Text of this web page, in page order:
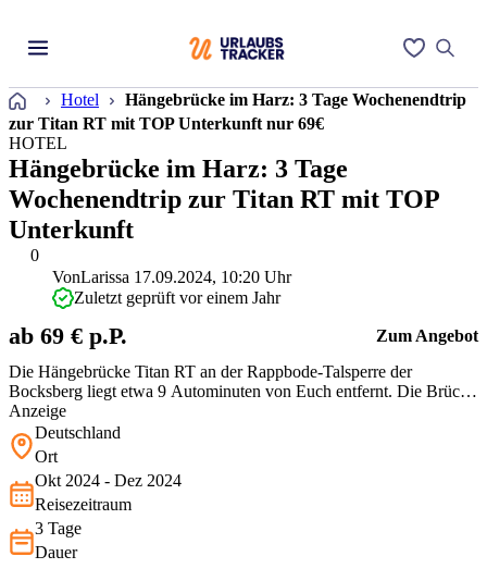
Startseite
Hotel
Hängebrücke im Harz: 3 Tage Wochenendtrip
zur Titan RT mit TOP Unterkunft nur 69€
0
HOTEL
Hängebrücke im Harz: 3 Tage
Wochenendtrip zur Titan RT mit TOP
Unterkunft
Die Hängebrücke Titan RT an der Rappbode-Talsperre der
Bocksberg liegt etwa 9 Autominuten von Euch entfernt. Die Brücke
hat eine Gesamtlänge von über 450 Metern über das Bode-
Staubecken. Von hier habt Ihr einen sagenhaften Ausblick und
erlebt einen atemberaubenden Nervenkitzel in luftiger Höhe. Die
VonLarissa 17.09.2024, 10:20 Uhr
Zuletzt geprüft vor einem Jahr
ab 69 € p.P. Zum Angebot
Anzeige
Deutschland
Ort
Okt 2024 - Dez 2024
Reisezeitraum
3 Tage
Dauer